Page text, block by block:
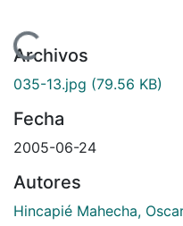
Archivos
035-13.jpg (79.56 KB)
Fecha
2005-06-24
Autores
Hincapié Mahecha,